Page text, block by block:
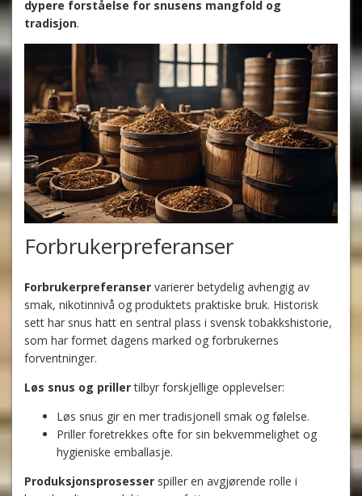
dypere forståelse for snusens mangfold og
tradisjon.
Forbrukerpreferanser
Forbrukerpreferanser varierer betydelig avhengig av
smak, nikotinnivå og produktets praktiske bruk. Historisk
sett har snus hatt en sentral plass i svensk tobakkshistorie,
som har formet dagens marked og forbrukernes
forventninger.
Løs snus og prillertilbyr forskjellige opplevelser:
Løs snus gir en mer tradisjonell smak og følelse.
Priller foretrekkes ofte for sin bekvemmelighet og
hygieniske emballasje.
Produksjonsprosesser spiller en avgjørende rolle i